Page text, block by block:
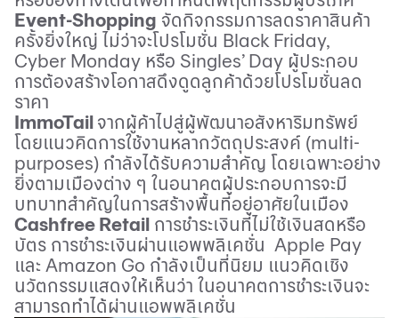
Event-Shopping จัดกิจกรรมการลดราคาสินค้า
ครั้งยิ่งใหญ่ ไม่ว่าจะโปรโมชั่น Black Friday,
Cyber Monday หรือ Singles’ Day ผู้ประกอบ
การต้องสร้างโอกาสดึงดูดลูกค้าด้วยโปรโมชั่นลด
ราคา
ImmoTail จากผู้ค้าไปสู่ผู้พัฒนาอสังหาริมทรัพย์
โดยแนวคิดการใช้งานหลากวัตถุประสงค์ (multi-
purposes) กำลังได้รับความสำคัญ โดยเฉพาะอย่าง
ยิ่งตามเมืองต่าง ๆ ในอนาคตผู้ประกอบการจะมี
บทบาทสำคัญในการสร้างพื้นที่อยู่อาศัยในเมือง
Cashfree Retail การชำระเงินที่ไม่ใช้เงินสดหรือ
บัตร การชำระเงินผ่านแอพพลิเคชั่น Apple Pay
และ Amazon Go กำลังเป็นที่นิยม แนวคิดเชิง
นวัตกรรมแสดงให้เห็นว่า ในอนาคตการชำระเงินจะ
สามารถทำได้ผ่านแอพพลิเคชั่น